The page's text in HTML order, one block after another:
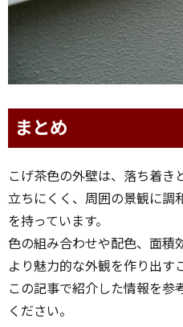
まとめ
こげ茶色の外壁は、落ち着き
立ちにくく、周囲の景観に調
を持っています。
色の組み合わせや配色、面積
より魅力的な外観を作り出す
この記事で紹介した情報を参
ください。